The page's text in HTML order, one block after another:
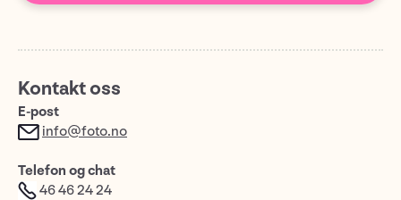
Kontakt oss
E-post
info@foto.no
Telefon og chat
46 46 24 24